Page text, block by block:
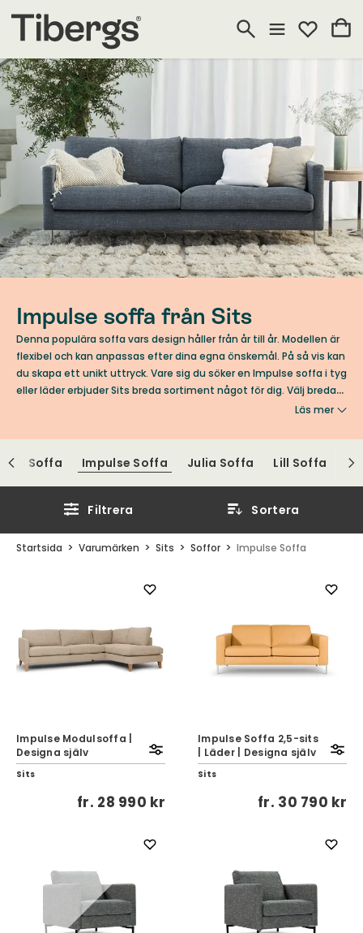
Impulse soffa från Sits
Denna populära soffa vars design håller från år till år. Modellen är
flexibel och kan anpassas efter dina egna önskemål. På så vis kan
du skapa ett unikt uttryck. Vare sig du söker en Impulse soffa i tyg
eller läder erbjuder Sits breda sortiment något för dig. Välj breda
eller smala armstöd, ben i trä eller metall, sittkomfort, fast eller
för en enhetlig framtoning. Allt för att fullända din unika soffa
Impulse från Sits.
Läs mer
Soffa Impulse Soffa Julia Soffa Lill Soffa
Filtrera Sortera
Startsida Varumärken Sits Soffor Impulse Soffa
Impulse Modulsoffa |
Designa själv
Sits
fr. 28 990 kr
Impulse Soffa 2,5-sits
| Läder | Designa själv
Sits
fr. 30 790 kr